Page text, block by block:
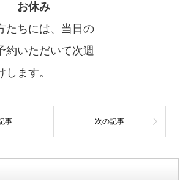
お休み
たちには、当日の
約いただいて次週
します。
事 次の記事